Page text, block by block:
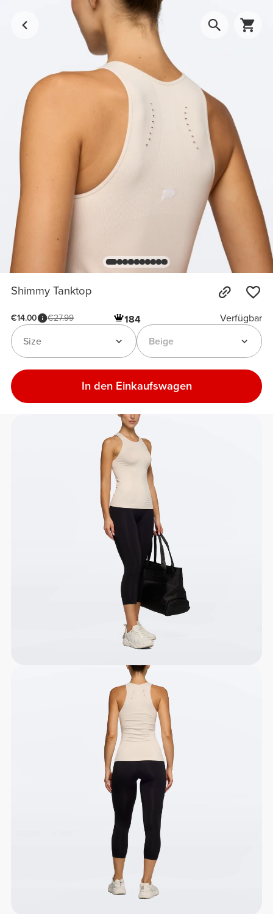
Shimmy Tanktop
€14.00 €27.99 184
Verfügbar
Beige
Size
In den Einkaufswagen